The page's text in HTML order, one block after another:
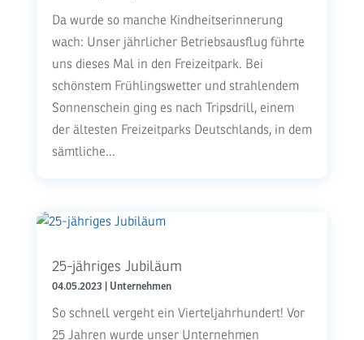
Da wurde so manche Kindheitserinnerung
wach: Unser jährlicher Betriebsausflug führte
uns dieses Mal in den Freizeitpark. Bei
schönstem Frühlingswetter und strahlendem
Sonnenschein ging es nach Tripsdrill, einem
der ältesten Freizeitparks Deutschlands, in dem
sämtliche...
25-jähriges Jubiläum
04.05.2023 Unternehmen
So schnell vergeht ein Vierteljahrhundert! Vor
25 Jahren wurde unser Unternehmen